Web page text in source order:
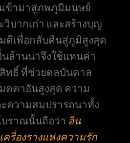
ข้ามาสู่ภพภูมิมนุษย์
วิบากเก่า และสร้างบุญ
ดีเพื่อกลับคืนสู่ภูมิสูงสุด
นล้านนาจึงใช้แทนค่า
ทธิ์ ที่ช่วยดลบันดาล
ตตาอันสูงสุด ความ
ความสมปรารถนาทั้ง
บราณนั้นถือว่า อิ่น
ครื่องรางแห่งความรัก